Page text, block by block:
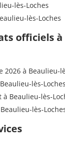
lès-Loches
lès-Loches
officiels à
2026 à Beaulieu-
lès-Loches
Beaulieu-lès-
lès-